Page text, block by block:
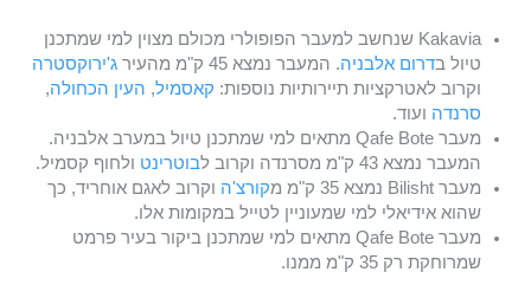
Kakavia שנחשב למעבר הפופולרי מכולם מצוין למי שמתכנן
טיול בדרום אלבניה. המעבר נמצא 45 ק"מ מהעיר
ג'ירוקסטרה
וקרוב לאטרקציות תיירותיות נוספות: קאסמיל, העין הכחולה,
סרנדה ועוד.
מעבר Qafe Bote מתאים למי שמתכנן טיול במערב אלבניה.
המעבר נמצא 43 ק"מ מסרנדה וקרוב ל
בוטרינט ולחוף קסמיל.
מעבר Bilisht נמצא 35 ק"מ מ
קורצ'ה וקרוב לאגם אוחריד, כך
שהוא אידיאלי למי שמעוניין לטייל במקומות אלו.
מעבר Qafe Bote מתאים למי שמתכנן ביקור בעיר פרמט
שמרוחקת רק 35 ק"מ ממנו.